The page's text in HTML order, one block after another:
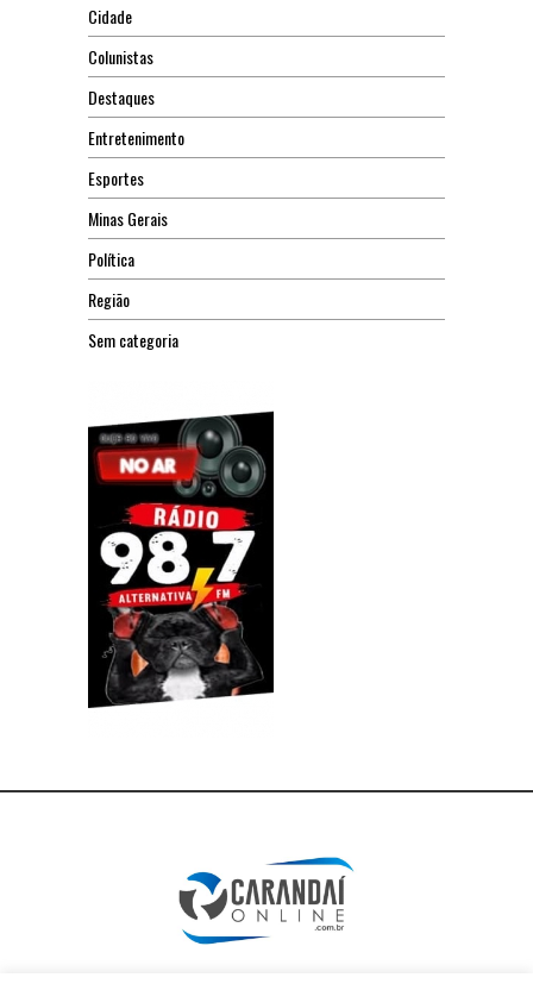
Cidade
Colunistas
Destaques
Entretenimento
Esportes
Minas Gerais
Política
Região
Sem categoria